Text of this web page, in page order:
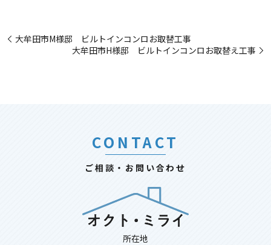
大牟田市M様邸 ビルトインコンロお取替工事
大牟田市H様邸 ビルトインコンロお取替え工事
CONTACT
ご相談・お問い合わせ
所在地